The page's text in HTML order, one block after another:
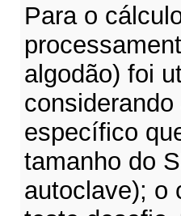
Para o
algodão) foi
específico
tamanho do
autoclave); o